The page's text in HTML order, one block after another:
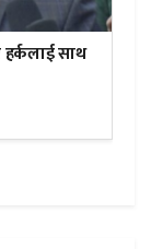
साथ